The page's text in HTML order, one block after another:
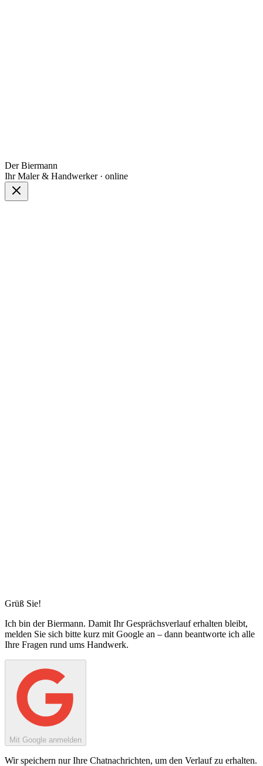
Der Biermann
Ihr Maler & Handwerker · online
Grüß Sie!
Ich bin der Biermann. Damit Ihr Gesprächsverlauf erhalten bleibt,
melden Sie sich bitte kurz mit Google an – dann beantworte ich alle
Ihre Fragen rund ums Handwerk.
Mit Google anmelden
Wir speichern nur Ihre Chatnachrichten, um den Verlauf zu erhalten.